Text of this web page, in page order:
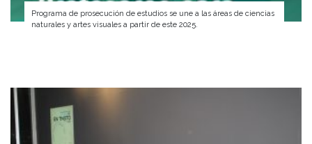
Programa de prosecución de estudios se une a las áreas de ciencias
naturales y artes visuales a partir de este 2025.